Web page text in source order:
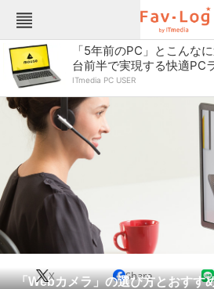
Fav-Logカテゴリー一覧
TOP アウト
インテリア・収納 おもち
カメラ キッチ
キッチン用品
コンテンツ・サービス スイー
スポーツ・レジャー スマホ
パソコン・タブレット
ペット 家電
「5年前のPC」とこんな
台前半で実現する快適PC
ITmedia PC USER
「Webカメラ」の選び方とおす
X Share